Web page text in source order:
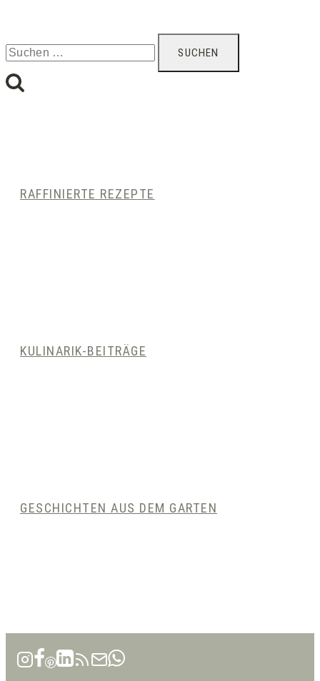
Suchen
nach:
RAFFINIERTE REZEPTE
KULINARIK-BEITRÄGE
GESCHICHTEN AUS DEM GARTEN